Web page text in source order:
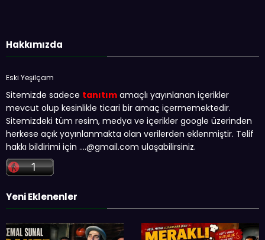
Hakkımızda
Eski Yeşilçam
Sitemizde sadece tanıtım amaçlı yayınlanan içerikler
mevcut olup kesinlikle ticari bir amaç içermemektedir.
Sitemizdeki tüm resim, medya ve içerikler google üzerinden
herkese açık yayınlanmakta olan verilerden eklenmiştir. Telif
hakkı bildirimi için ….@gmail.com ulaşabilirsiniz.
Yeni Eklenenler